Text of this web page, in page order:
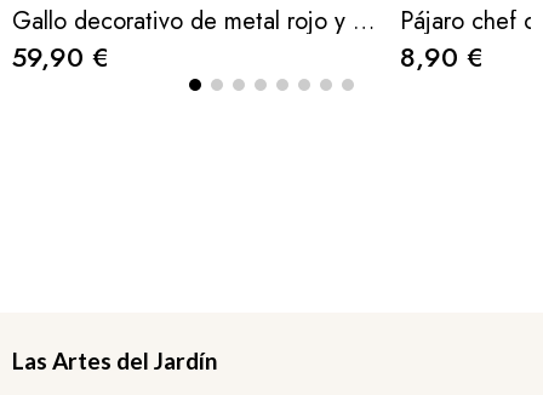
Gallo decorativo de metal rojo y azul – 62 cm
59,90 € 8,90 €
Las Artes del Jardín